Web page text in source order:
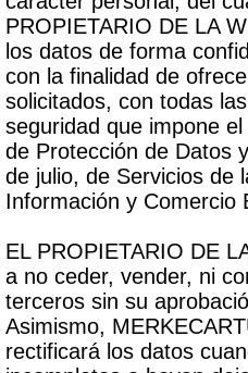
PROPIETARIO DE LA
los datos de forma
con la finalidad de
solicitados, con todas
seguridad que impone
de Protección de Datos
de julio, de Servicios de
Información y Comercio
EL PROPIETARIO DE
a no ceder, vender, ni
terceros sin su
Asimismo,
rectificará los datos